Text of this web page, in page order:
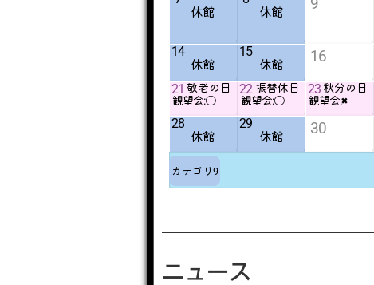
ニュース